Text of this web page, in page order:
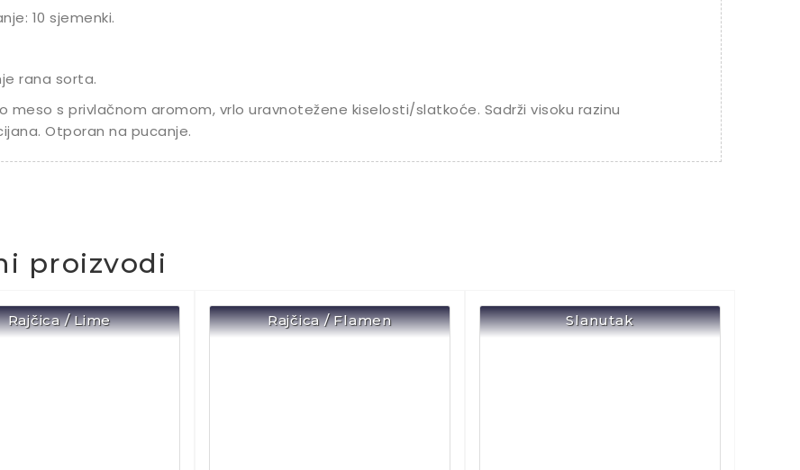
10 sjemenki.
rana sorta.
meso s privlačnom aromom, vrlo uravnotežene kiselosti/slatkoće. Sadrži visoku razinu
Otporan na pucanje.
proizvodi
Rajčica / Lime Rajčica / Flamen Slanutak